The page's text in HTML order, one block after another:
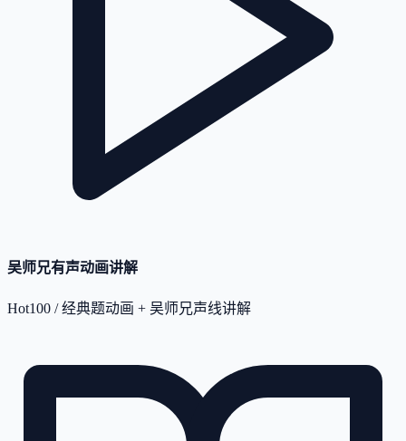
吴师兄有声动画讲解
Hot100 / 经典题动画 + 吴师兄声线讲解